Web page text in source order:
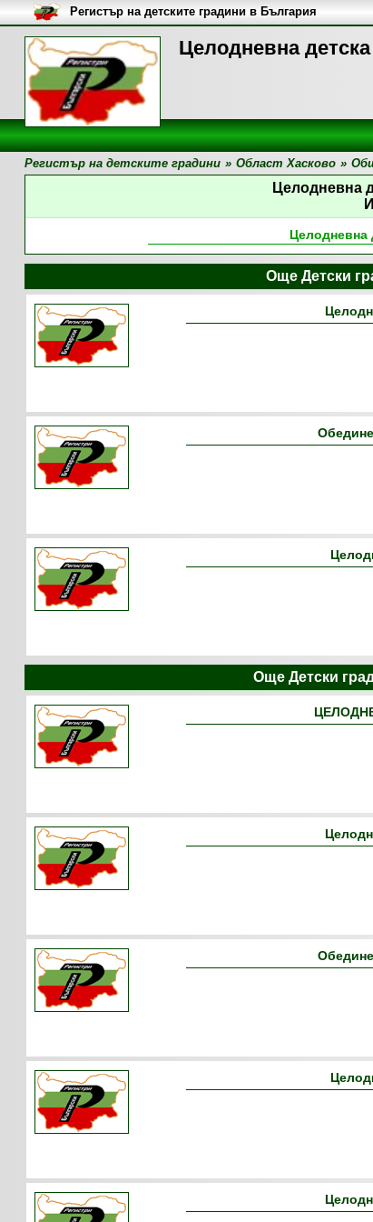
Целодневна
Регистър на детските градини в България
Регистър на детските градини » Област Хасково »
Целодневна
Целодневна
Още Детски
Още Детски